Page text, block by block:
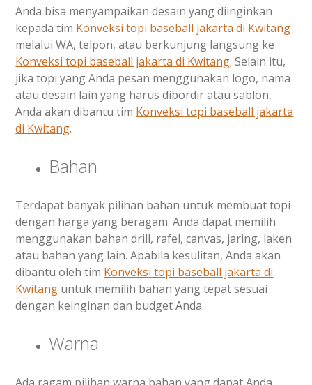
Anda bisa menyampaikan desain yang diinginkan
kepada tim Konveksi topi baseball jakarta di Kwitang
melalui WA, telpon, atau berkunjung langsung ke
Konveksi topi baseball jakarta di Kwitang. Selain itu,
jika topi yang Anda pesan menggunakan logo, nama
atau desain lain yang harus dibordir atau sablon,
Anda akan dibantu tim Konveksi topi baseball jakarta
di Kwitang.
Bahan
Terdapat banyak pilihan bahan untuk membuat topi
dengan harga yang beragam. Anda dapat memilih
menggunakan bahan drill, rafel, canvas, jaring, laken
atau bahan yang lain. Apabila kesulitan, Anda akan
dibantu oleh tim Konveksi topi baseball jakarta di
Kwitang untuk memilih bahan yang tepat sesuai
dengan keinginan dan budget Anda.
Warna